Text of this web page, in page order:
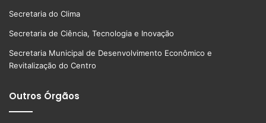
Secretaria do Clima
Secretaria de Ciência, Tecnologia e Inovação
Secretaria Municipal de Desenvolvimento Econômico e
Revitalização do Centro
Outros Órgãos